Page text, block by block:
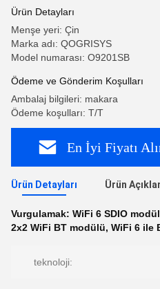
Ürün Detayları
Menşe yeri: Çin
Marka adı: QOGRISYS
Model numarası: O9201SB
Ödeme ve Gönderim Koşulları
Ambalaj bilgileri: makara
Ödeme koşulları: T/T
En İyi Fiyatı
Ürün Detayları Ürün
Vurgulamak: WiFi 6 SDIO
2x2 WiFi BT modülü, WiFi 6 ile
teknoloji: